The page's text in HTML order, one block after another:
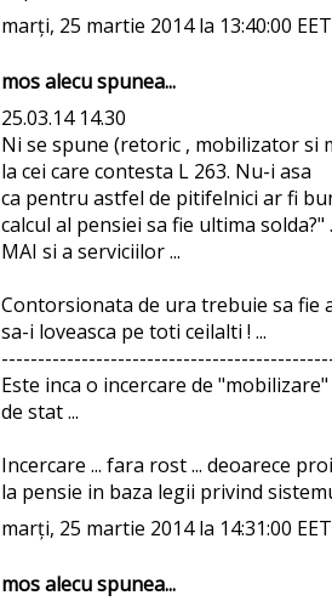
marți, 25 martie 2014 la 13:40:00 EET
mos alecu spunea...
25.03.14 14.30
Ni se spune (retoric , mobilizator si
la cei care contesta L 263. Nu-i asa
ca pentru astfel de pitifelnici ar fi
calcul al pensiei sa fie ultima
MAI si a serviciilor ...
Contorsionata de ura trebuie sa fie
sa-i loveasca pe toti ceilalti ! ...
Este inca o incercare de
de stat ...
Incercare ... fara rost ... deoarece
la pensie in baza legii privind
marți, 25 martie 2014 la 14:31:00 EET
mos alecu spunea...